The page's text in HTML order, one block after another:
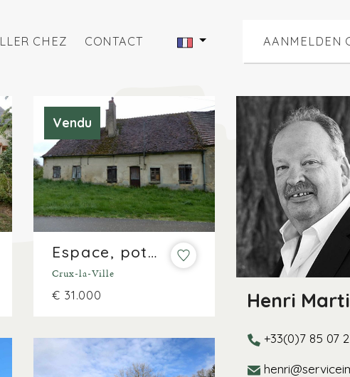
CHEZ CONTACT AANMELDEN
Henri
+33(0)7 85 07
Vendu
Espace, potentiel et liberté sur deux parcelles !
Crux-la-Ville
€ 31.000